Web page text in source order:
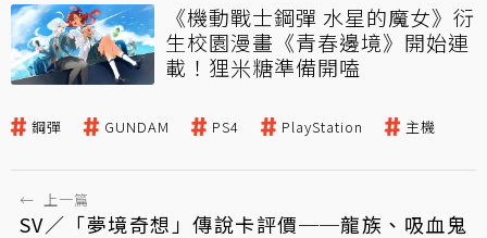
《機動戰士鋼彈 水星的魔女》衍
生校園漫畫《青春邊境》開始連
載！狸米糖準備開嗑
鋼彈 GUNDAM PS4 PlayStation 主機
← 上一篇
SV／「夢境奇想」傳說卡評價──龍族、吸血鬼